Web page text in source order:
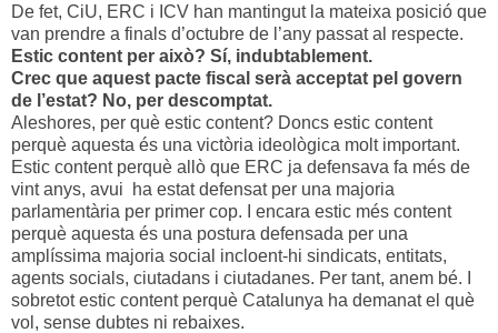
De fet, CiU, ERC i ICV han mantingut la mateixa posició que
van prendre a finals d’octubre de l’any passat al respecte.
Estic content per això? Sí, indubtablement.
Crec que aquest pacte fiscal serà acceptat pel govern
de l’estat? No, per descomptat.
Aleshores, per què estic content? Doncs estic content
perquè aquesta és una victòria ideològica molt important.
Estic content perquè allò que ERC ja defensava fa més de
vint anys, avui ha estat defensat per una majoria
parlamentària per primer cop. I encara estic més content
perquè aquesta és una postura defensada per una
amplíssima majoria social incloent-hi sindicats, entitats,
agents socials, ciutadans i ciutadanes. Per tant, anem bé. I
sobretot estic content perquè Catalunya ha demanat el què
vol, sense dubtes ni rebaixes.